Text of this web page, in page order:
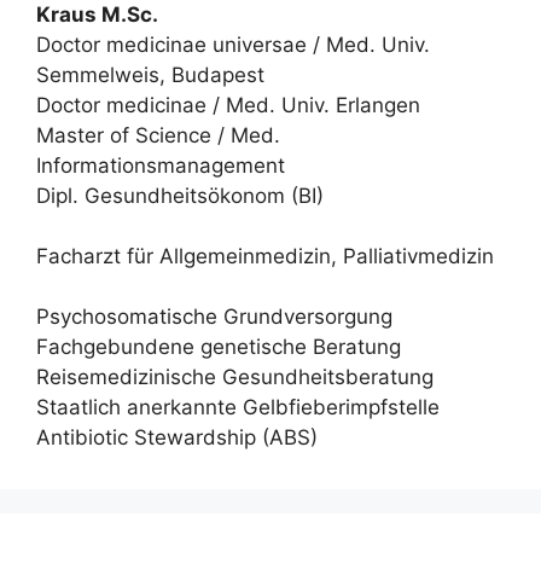
Kraus M.Sc.
Doctor medicinae universae / Med. Univ.
Semmelweis, Budapest
Doctor medicinae / Med. Univ. Erlangen
Master of Science / Med.
Informationsmanagement
Dipl. Gesundheitsökonom (BI)
Facharzt für Allgemeinmedizin, Palliativmedizin
Psychosomatische Grundversorgung
Fachgebundene genetische Beratung
Reisemedizinische Gesundheitsberatung
Staatlich anerkannte Gelbfieberimpfstelle
Antibiotic Stewardship (ABS)